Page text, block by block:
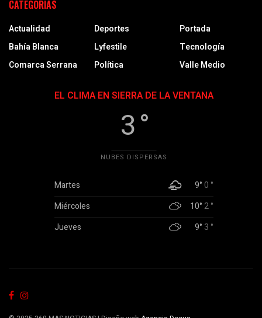
CATEGORÍAS
Actualidad
Bahía Blanca
Comarca Serrana
Deportes
Lyfestile
Política
Portada
Tecnología
Valle Medio
EL CLIMA EN SIERRA DE LA VENTANA
3 °
NUBES DISPERSAS
Martes 9°0 °
Miércoles
10°2 °
Jueves
9° 3 °